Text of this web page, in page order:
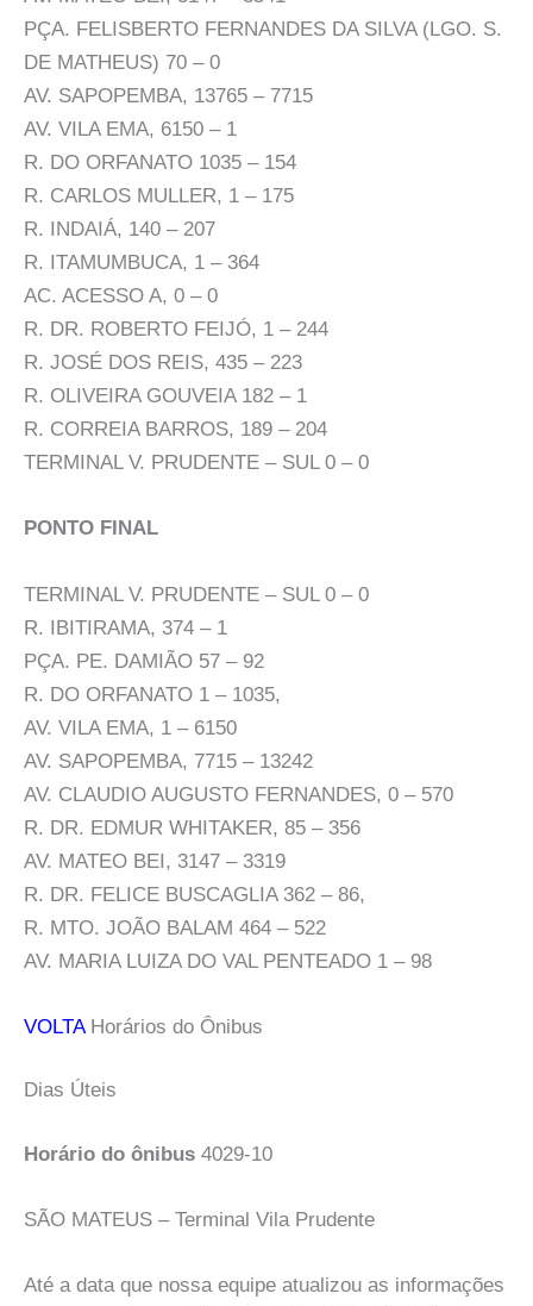
PÇA. FELISBERTO FERNANDES DA SILVA (LGO. S.
DE MATHEUS) 70 – 0
AV. SAPOPEMBA, 13765 – 7715
AV. VILA EMA, 6150 – 1
R. DO ORFANATO 1035 – 154
R. CARLOS MULLER, 1 – 175
R. INDAIÁ, 140 – 207
R. ITAMUMBUCA, 1 – 364
AC. ACESSO A, 0 – 0
R. DR. ROBERTO FEIJÓ, 1 – 244
R. JOSÉ DOS REIS, 435 – 223
R. OLIVEIRA GOUVEIA 182 – 1
R. CORREIA BARROS, 189 – 204
TERMINAL V. PRUDENTE – SUL 0 – 0
PONTO FINAL
TERMINAL V. PRUDENTE – SUL 0 – 0
R. IBITIRAMA, 374 – 1
PÇA. PE. DAMIÃO 57 – 92
R. DO ORFANATO 1 – 1035,
AV. VILA EMA, 1 – 6150
AV. SAPOPEMBA, 7715 – 13242
AV. CLAUDIO AUGUSTO FERNANDES, 0 – 570
R. DR. EDMUR WHITAKER, 85 – 356
AV. MATEO BEI, 3147 – 3319
R. DR. FELICE BUSCAGLIA 362 – 86,
R. MTO. JOÃO BALAM 464 – 522
AV. MARIA LUIZA DO VAL PENTEADO 1 – 98
VOLTAHorários do Ônibus
Dias Úteis
Horário do ônibus 4029-10
SÃO MATEUS – Terminal Vila Prudente
Até a data que nossa equipe atualizou as informações